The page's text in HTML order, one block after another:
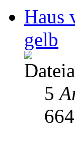
Haus
gelb
5
664